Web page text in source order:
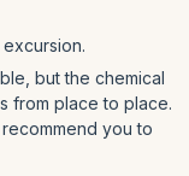
but the chemical
from place to place.
you to